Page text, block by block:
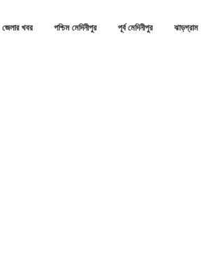
জেলার খবর পশ্চিম মেদিনীপুর পূর্ব মেদিনীপুর ঝাড়গ্রাম